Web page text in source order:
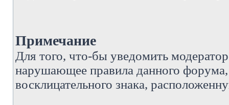
Примечание
Для того, что-бы уведомить
нарушающее правила данного форума,
восклицательного знака,